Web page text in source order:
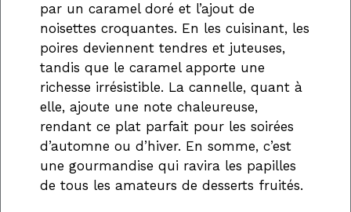
par un caramel doré et l’ajout de
noisettes croquantes. En les cuisinant, les
poires deviennent tendres et juteuses,
tandis que le caramel apporte une
richesse irrésistible. La cannelle, quant à
elle, ajoute une note chaleureuse,
rendant ce plat parfait pour les soirées
d’automne ou d’hiver. En somme, c’est
une gourmandise qui ravira les papilles
de tous les amateurs de desserts fruités.